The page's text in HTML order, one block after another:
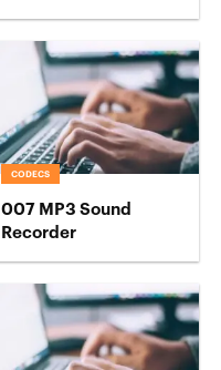
CODECS
007 MP3 Sound
Recorder